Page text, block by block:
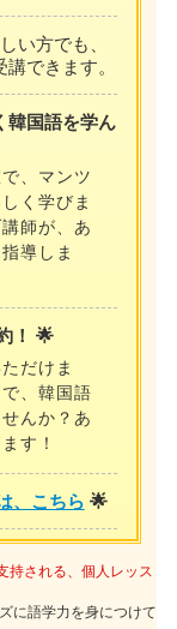
い方でも、
できます。
韓国語を学ん
、マンツ
く学びま
師が、あ
導しま
！ 🌟
だけま
、韓国語
んか？あ
す！
、こちら 🌟
持される、個人レッス
に語学力を身につけて